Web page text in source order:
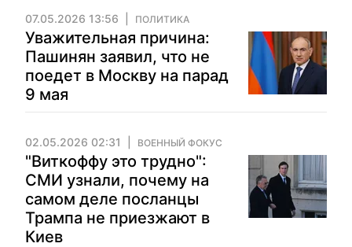
07.05.2026 13:56 ПОЛИТИКА
Уважительная причина:
Пашинян заявил, что не
поедет в Москву на парад
9 мая
02.05.2026 02:31 ВОЕННЫЙ ФОКУС
"Виткоффу это трудно":
СМИ узнали, почему на
самом деле посланцы
Трампа не приезжают в
Киев